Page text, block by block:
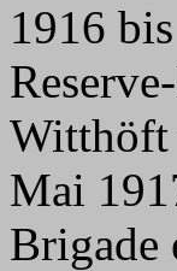
1916
Witthöft
Mai
Brigade